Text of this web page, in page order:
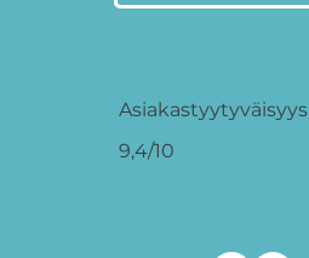
Asiakastyytyväisyys
9,4/10